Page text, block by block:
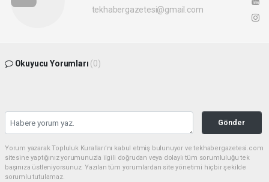
tekhabergazetesi@gmail.com
Okuyucu Yorumları (0)
Gönder
Yorum yazarak Topluluk Kuralları’nı kabul etmiş bulunuyor ve tekhabergazetesi.com
sitesine yaptığınız yorumunuzla ilgili doğrudan veya dolaylı tüm sorumluluğu tek
başınıza üstleniyorsunuz. Yazılan tüm yorumlardan site yönetimi hiçbir şekilde
sorumlu tutulamaz.